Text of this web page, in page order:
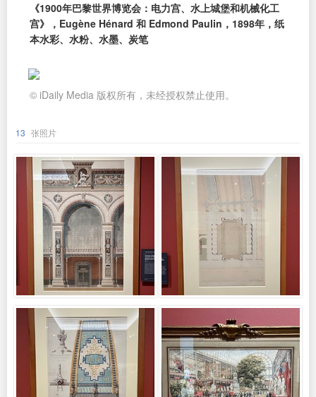
《1900年巴黎世界博览会：电力宫、水上城堡和机械化工
宫》，Eugène Hénard 和 Edmond Paulin，1898年，纸
本水彩、水粉、水墨、炭笔
© iDaily Media 版权所有，未经授权禁止使用。
13 张照片